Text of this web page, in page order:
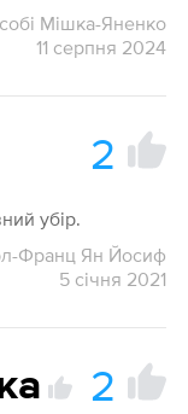
Мішка-Яненко
11 серпня 2024
2
убір.
Франц Ян Йосиф
5 січня 2021
2